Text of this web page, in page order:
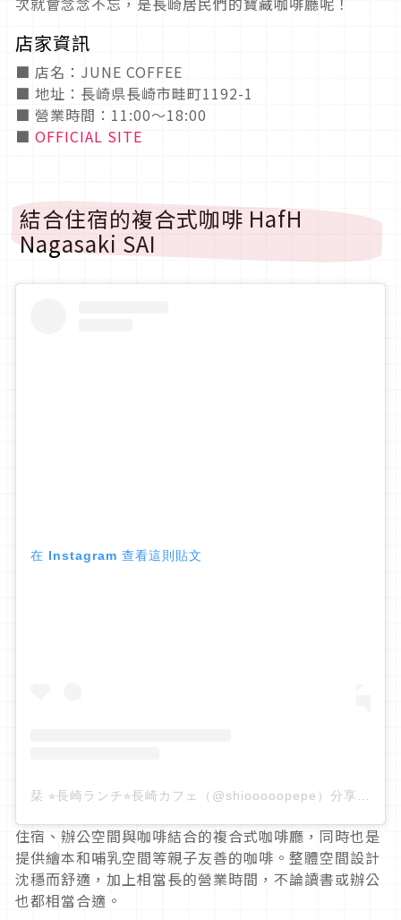
店家資訊
■ 店名：JUNE COFFEE
■ 地址：長崎県長崎市畦町1192-1
■ 營業時間：11:00～18:00
■ OFFICIAL SITE
結合住宿的複合式咖啡 HafH
Nagasaki SAI
在 Instagram 查看這則貼文
栞 ⭐︎長崎ランチ⭐︎長崎カフェ（@shiooooopepe）分享的貼文
住宿、辦公空間與咖啡結合的複合式咖啡廳，同時也是
提供繪本和哺乳空間等親子友善的咖啡。整體空間設計
沈穩而舒適，加上相當長的營業時間，不論讀書或辦公
也都相當合適。